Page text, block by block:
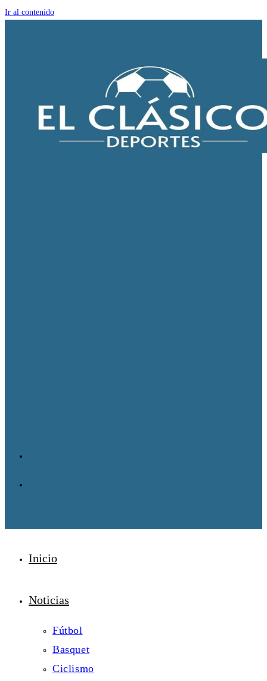
Ir al contenido
Inicio
Noticias
Fútbol
Basquet
Ciclismo